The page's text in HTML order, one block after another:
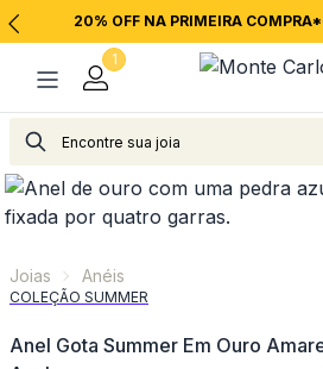
20% OFF NA PRIMEIRA COMPRA*
1
Joias
Joias Anéis
COLEÇÃO SUMMER
Anel Gota Summer Em Ouro